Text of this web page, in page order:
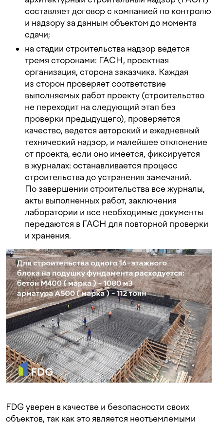
составляет договор с компанией по контролю
и надзору за данным объектом до момента
сдачи;
на стадии строительства надзор ведется
тремя сторонами: ГАСН, проектная
организация, сторона заказчика. Каждая
из сторон проверяет соответствие
выполняемых работ проекту (строительство
не переходит на следующий этап без
проверки предыдущего), проверяется
качество, ведется авторский и ежедневный
технический надзор, и малейшее отклонение
от проекта, если оно имеется, фиксируется
в журналах: останавливается процесс
строительства до устранения замечаний.
По завершении строительства все журналы,
акты выполненных работ, заключения
лаборатории и все необходимые документы
передаются в ГАСН для повторной проверки
и хранения.
FDG уверен в качестве и безопасности своих
объектов, так как это является неотъемлемыми